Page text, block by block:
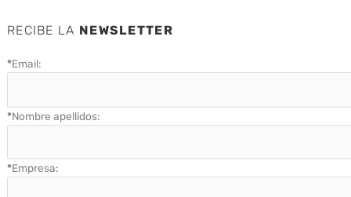
RECIBE LA NEWSLETTER
*Email:
*Nombre apellidos:
*Empresa: